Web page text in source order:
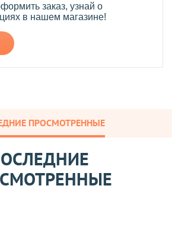
заказ, узнай о
в нашем магазине!
ПРОСМОТРЕННЫЕ